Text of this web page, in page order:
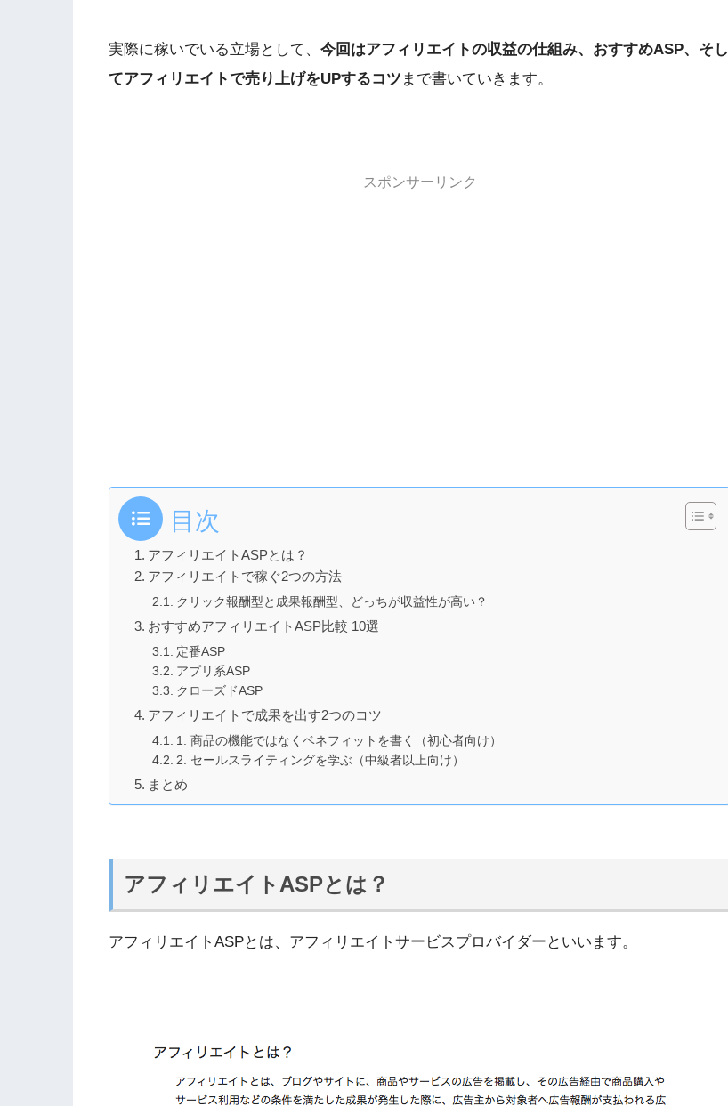
実際に稼いでいる立場として、 今回はアフィリエイトの収益の仕組み、おすすめASP、そし
てアフィリエイトで売り上げをUPするコツ まで書いていきます。
スポンサーリンク
目次
アフィリエイトASPとは？
アフィリエイトで稼ぐ2つの方法
クリック報酬型と成果報酬型、どっちが収益性が高い？
おすすめアフィリエイトASP比較 10選
定番ASP
アプリ系ASP
クローズドASP
アフィリエイトで成果を出す2つのコツ
1. 商品の機能ではなくベネフィットを書く（初心者向け）
2. セールスライティングを学ぶ（中級者以上向け）
まとめ
アフィリエイトASPとは？
アフィリエイトASPとは、アフィリエイトサービスプロバイダーといいます。